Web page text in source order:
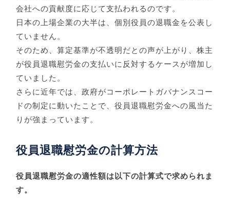
会社への貢献度に応じて支払われるのです。
日本の上場企業の大半は、個別役員の退職金を公表し
ていません。
そのため、算定基準が不透明だとの声が上がり、株主
が役員退職慰労金の支払いに反対するケースが増加し
ていました。
さらに近年では、政府がコーポレートガバナンスコー
ドの制定に動いたことで、役員退職慰労金への風当た
りが強まっています。
役員退職慰労金の計算方法
役員退職慰労金の適性額は以下の計算式で求められま
す。